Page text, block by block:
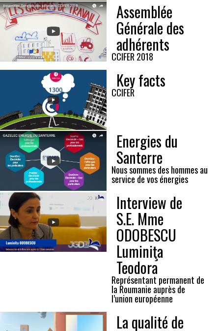
Assemblée
Générale des
adhérents
CCIFER 2018
Key facts
CCIFER
Energies du
Santerre
Nous sommes des hommes au
service de vos énergies
Interview de
S.E. Mme
ODOBESCU
Luminiţa
Teodora
Représentant permanent de
la Roumanie auprès de
l’union européenne
La qualité de